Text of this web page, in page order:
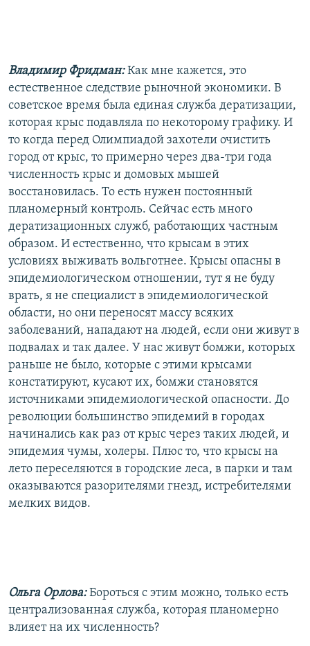
Владимир Фридман: Как мне кажется, это
естественное следствие рыночной экономики. В
советское время была единая служба дератизации,
которая крыс подавляла по некоторому графику. И
то когда перед Олимпиадой захотели очистить
город от крыс, то примерно через два-три года
численность крыс и домовых мышей
восстановилась. То есть нужен постоянный
планомерный контроль. Сейчас есть много
дератизационных служб, работающих частным
образом. И естественно, что крысам в этих
условиях выживать вольготнее. Крысы опасны в
эпидемиологическом отношении, тут я не буду
врать, я не специалист в эпидемиологической
области, но они переносят массу всяких
заболеваний, нападают на людей, если они живут в
подвалах и так далее. У нас живут бомжи, которых
раньше не было, которые с этими крысами
констатируют, кусают их, бомжи становятся
источниками эпидемиологической опасности. До
революции большинство эпидемий в городах
начинались как раз от крыс через таких людей, и
эпидемия чумы, холеры. Плюс то, что крысы на
лето переселяются в городские леса, в парки и там
оказываются разорителями гнезд, истребителями
мелких видов.
Ольга Орлова: Бороться с этим можно, только есть
централизованная служба, которая планомерно
влияет на их численность?